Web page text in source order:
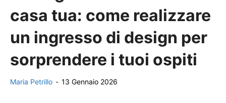
casa tua: come realizzare
un ingresso di design per
sorprendere i tuoi ospiti
Maria Petrillo - 13 Gennaio 2026